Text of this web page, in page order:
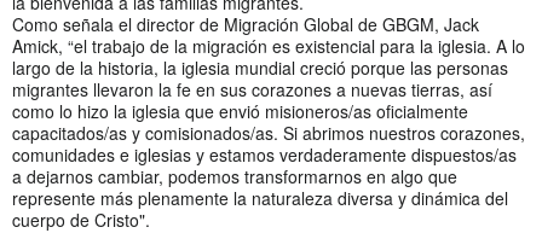
Como señala el director de Migración Global de GBGM, Jack
Amick, “el trabajo de la migración es existencial para la iglesia. A lo
largo de la historia, la iglesia mundial creció porque las personas
migrantes llevaron la fe en sus corazones a nuevas tierras, así
como lo hizo la iglesia que envió misioneros/as oficialmente
capacitados/as y comisionados/as. Si abrimos nuestros corazones,
comunidades e iglesias y estamos verdaderamente dispuestos/as
a dejarnos cambiar, podemos transformarnos en algo que
represente más plenamente la naturaleza diversa y dinámica del
cuerpo de Cristo".